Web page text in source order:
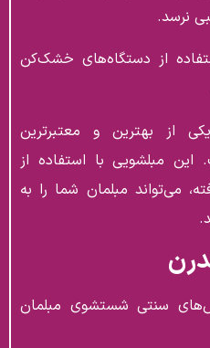
نرسد.
از دستگاه‌های خشک‌کن
از بهترین و معتبرترین
مبلشویی با استفاده از
می‌تواند مبلمان شما را به
سنتی شستشوی مبلمان